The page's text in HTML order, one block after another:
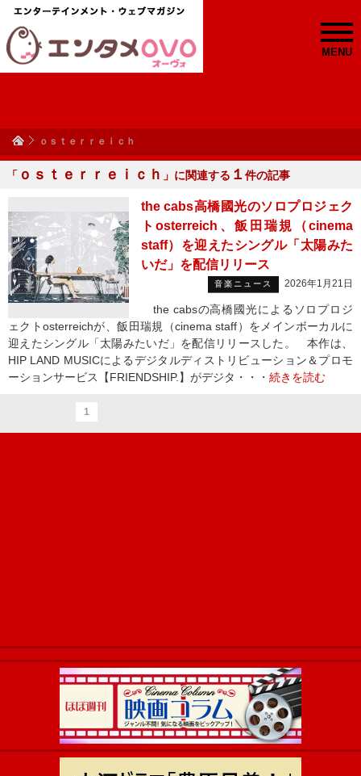
MENU
ｏｓｔｅｒｒｅｉｃｈ
「 ｏｓｔｅｒｒｅｉｃｈ 」に関連する １ 件の記事
the cabs高橋國光のソロプロジェク
トosterreich、飯田瑞規（cinema
staff）を迎えたシングル「太陽みた
いだ」を配信リリース
音楽ニュース 2026年1月21日
the cabsの高橋國光によるソロプロジ
ェクトosterreichが、飯田瑞規（cinema staff）をメインボーカルに
迎えたシングル「太陽みたいだ」を配信リリースした。 本作は、
HIP LAND MUSICによるデジタルディストリビューション＆プロモ
ーションサービス【FRIENDSHIP.】がデジタ・・・ 続きを読む
1